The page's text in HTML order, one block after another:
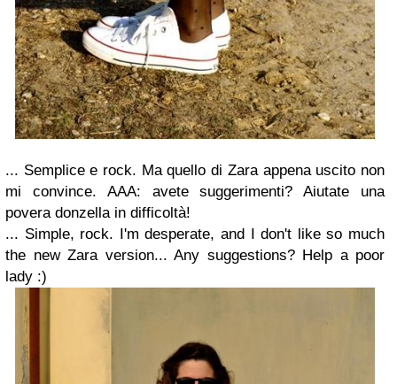
... Semplice e rock. Ma quello di Zara appena uscito non
mi convince. AAA: avete suggerimenti? Aiutate una
povera donzella in difficoltà!
... Simple, rock. I'm desperate, and I don't like so much
the new Zara version... Any suggestions? Help a poor
lady :)